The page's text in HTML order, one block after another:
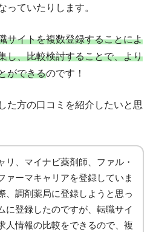
っていたりします。
サイトを複数登録することによ
し、比較検討することで、より
ができるのです！
た方の口コミを紹介したいと思
リ、マイナビ薬剤師、ファル・
ァーマキャリアを登録していま
、調剤薬局に登録しようと思っ
に登録したのですが、転職サイ
人情報の比較をできるので、複